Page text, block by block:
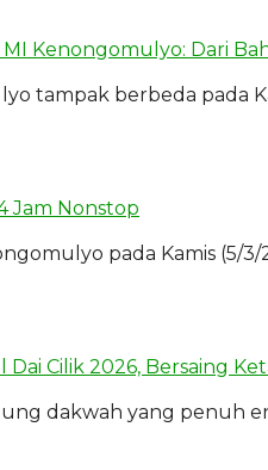
Kenongomulyo: Dari
tampak berbeda pada
Jam Nonstop
pada Kamis (5/3/
Cilik 2026, Bersaing
dakwah yang penuh